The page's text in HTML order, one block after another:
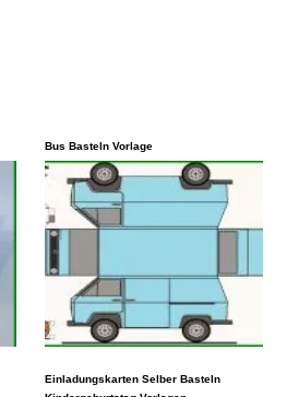
Bus Basteln Vorlage
Vorlage zu schlucken, besteht
Einladungskarten Selber Basteln